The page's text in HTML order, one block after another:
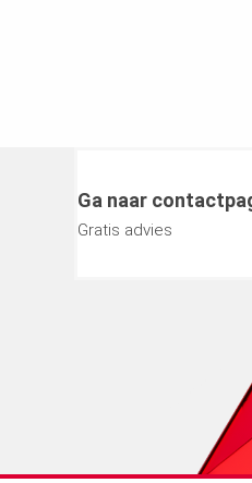
Ga naar
Gratis advies